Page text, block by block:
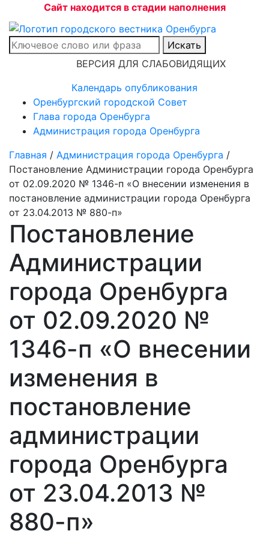
Сайт находится в стадии наполнения
Искать
ВЕРСИЯ ДЛЯ СЛАБОВИДЯЩИХ
Календарь опубликования
Оренбургский городской Совет
Глава города Оренбурга
Администрация города Оренбурга
Главная / Администрация города Оренбурга /
Постановление Администрации города Оренбурга
от 02.09.2020 № 1346-п «О внесении изменения в
постановление администрации города Оренбурга
от 23.04.2013 № 880-п»
Постановление
Администрации
города Оренбурга
от 02.09.2020 №
1346-п «О внесении
изменения в
постановление
администрации
города Оренбурга
от 23.04.2013 №
880-п»